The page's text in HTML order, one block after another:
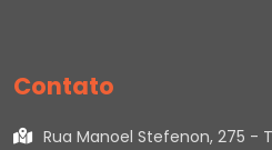
Contato
Rua Manoel Stefenon, 275 -